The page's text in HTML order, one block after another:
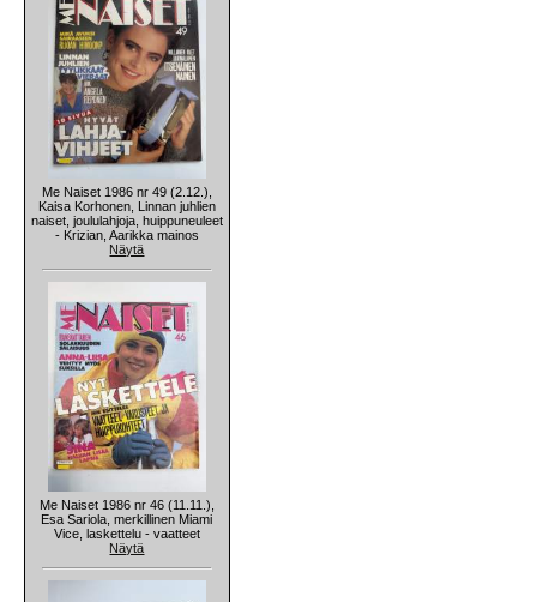
Me Naiset 1986 nr 49 (2.12.),
Kaisa Korhonen, Linnan juhlien
naiset, joululahjoja, huippuneuleet
- Krizian, Aarikka mainos
Näytä
Me Naiset 1986 nr 46 (11.11.),
Esa Sariola, merkillinen Miami
Vice, laskettelu - vaatteet
Näytä